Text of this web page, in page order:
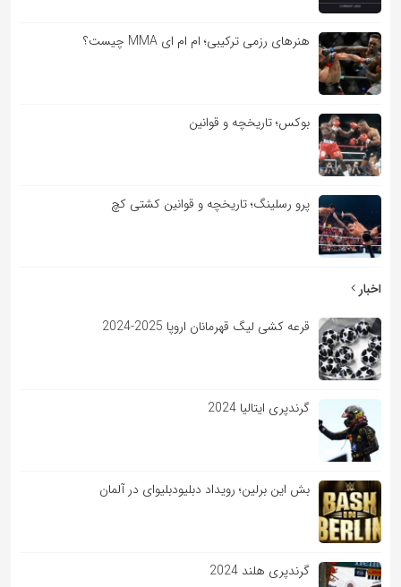
هنرهای رزمی ترکیبی؛ ام ام ای MMA چیست؟
بوکس؛ تاریخچه و قوانین
پرو رسلینگ؛ تاریخچه و قوانین کشتی کچ
اخبار
قرعه کشی لیگ قهرمانان اروپا 2025-2024
گرندپری ایتالیا 2024
بش این برلین؛ رویداد دبلیودبلیوای در آلمان
گرندپری هلند 2024